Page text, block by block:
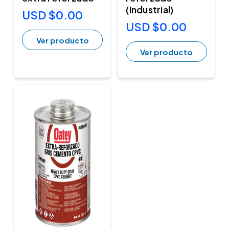
USD $0.00
Ver producto
(Industrial)
USD $0.00
Ver producto